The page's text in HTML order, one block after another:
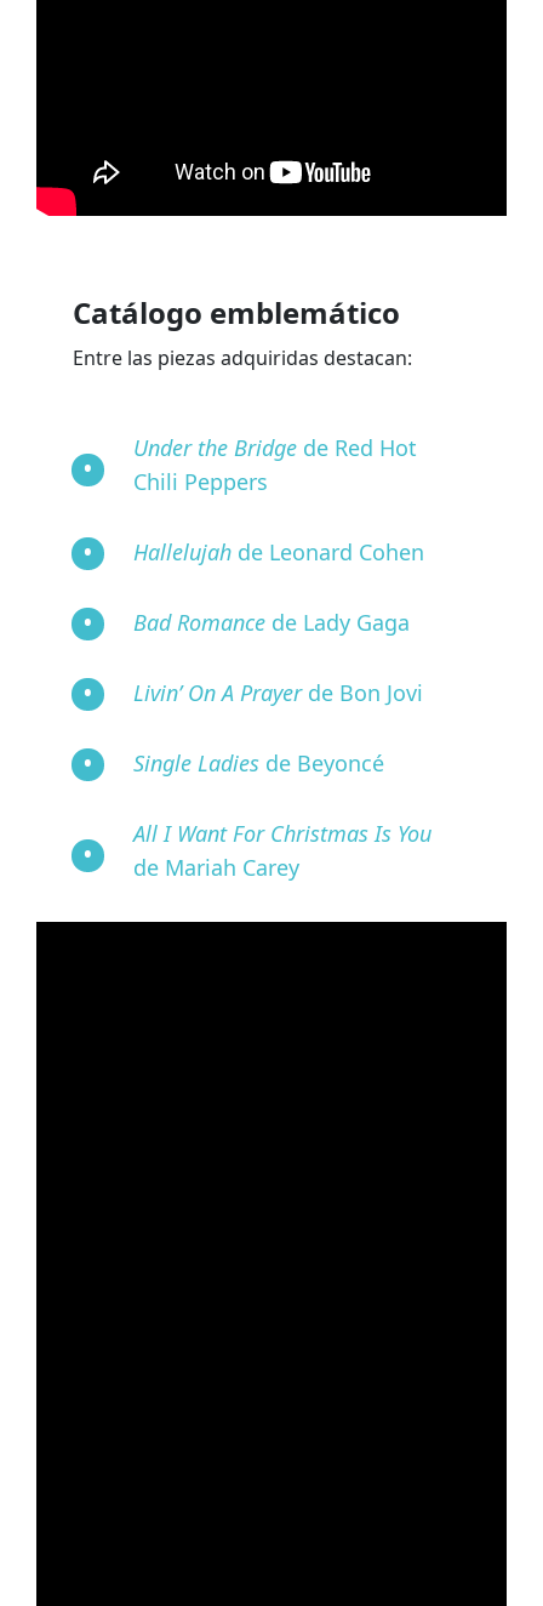
Catálogo emblemático
Entre las piezas adquiridas destacan:
Under the Bridge de Red Hot
Chili Peppers
Hallelujah de Leonard Cohen
Bad Romance de Lady Gaga
Livin’ On A Prayerde Bon Jovi
Single Ladies de Beyoncé
All I Want For Christmas Is You
de Mariah Carey